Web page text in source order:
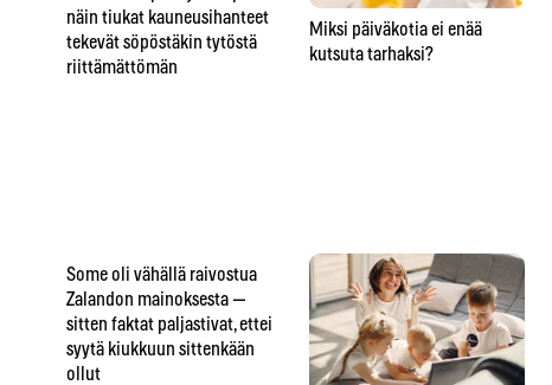
näin tiukat kauneusihanteet
tekevät söpöstäkin tytöstä
riittämättömän
Some oli vähällä raivostua
Zalandon mainoksesta —
sitten faktat paljastivat, ettei
syytä kiukkuun sittenkään
ollut
Miksi päiväkotia ei enää
kutsuta tarhaksi?